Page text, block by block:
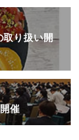
り扱い開
催